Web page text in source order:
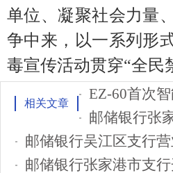
单位、凝聚社会力量
争中来，以一系列形
毒宣传活动贯穿“全民
相关文章
邮储银行张
邮储银行吴江区支行
邮储银行张家港市支